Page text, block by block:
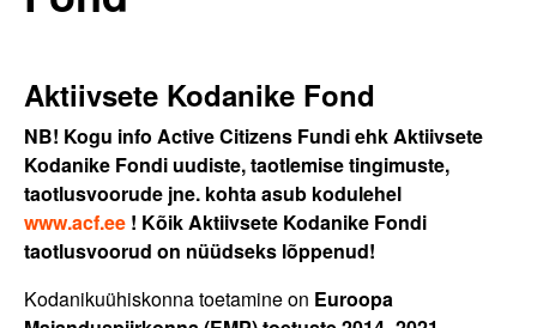
Aktiivsete Kodanike Fond
NB! Kogu info Active Citizens Fundi ehk Aktiivsete
Kodanike Fondi uudiste, taotlemise tingimuste,
taotlusvoorude jne. kohta asub kodulehel
www.acf.ee ! Kõik Aktiivsete Kodanike Fondi
taotlusvoorud on nüüdseks lõppenud!
Kodanikuühiskonna toetamine on Euroopa